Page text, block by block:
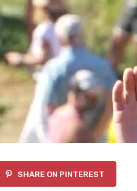
SHARE ON PINTEREST